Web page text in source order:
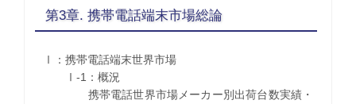
第3章. 携帯電話端末市場総論
Ⅰ：携帯電話端末世界市場
Ⅰ-1：概況
携帯電話世界市場メーカー別出荷台数実績・